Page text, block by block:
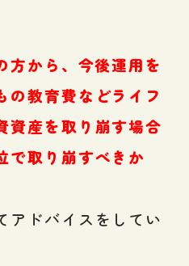
方から、今後運用を
の教育費などライフ
資産を取り崩す場合
で取り崩すべきか
アドバイスをしてい